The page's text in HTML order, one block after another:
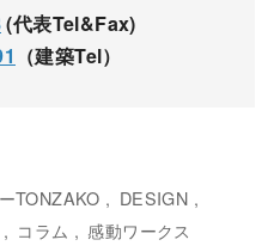
(代表Tel&Fax)
（建築Tel）
TONZAKO
DESIGN
コラム 感動ワークス